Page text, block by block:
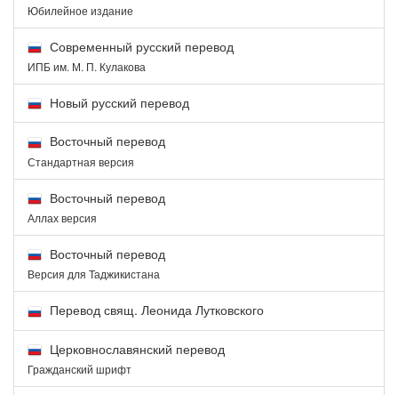
Юбилейное издание
Современный русский перевод
ИПБ им. М. П. Кулакова
Новый русский перевод
Восточный перевод
Стандартная версия
Восточный перевод
Аллах версия
Восточный перевод
Версия для Таджикистана
Перевод свящ. Леонида Лутковского
Церковнославянский перевод
Гражданский шрифт